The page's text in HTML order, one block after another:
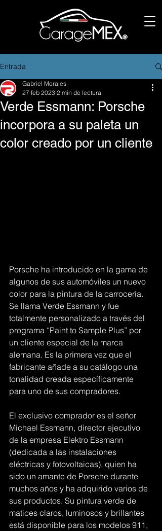
Entrada
Verde Essmann: Porsche
incorpora a su paleta un
color creado por un cliente
Gabriel Morales
27 feb 2023 2 min de lectura
Porsche ha introducido en la gama de
algunos de sus automóviles un nuevo
color para la pintura de la carrocería.
Se llama Verde Essmann y fue
totalmente personalizado a través del
programa “Paint to Sample Plus” por
un cliente especial de la marca
alemana. Es la primera vez que el
fabricante añade a su catálogo una
tonalidad creada específicamente
para uno de sus compradores.
El exclusivo comprador es el señor
Michael Essmann, director ejecutivo
de la empresa Elektro Essmann
(dedicada a las instalaciones
eléctricas y fotovoltaicas), quien ha
sido un amante de Porsche durante
muchos años y ha adquirido varios de
sus productos. Su pintura verde de
matices claros, luminosos y brillantes
está disponible para los modelos 911,